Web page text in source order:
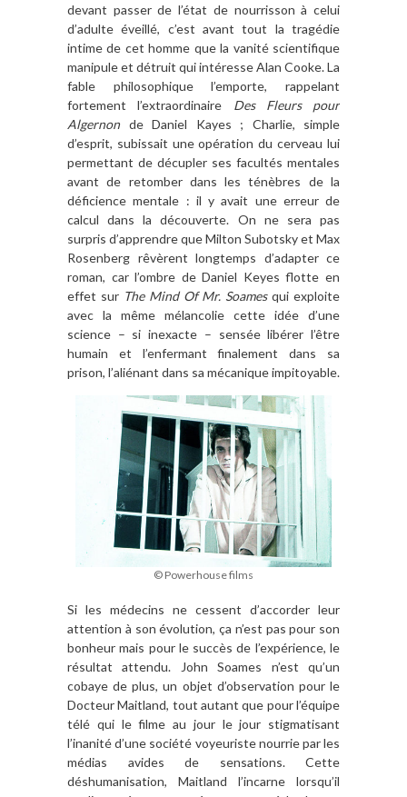
devant passer de l’état de nourrisson à celui
d’adulte éveillé, c’est avant tout la tragédie
intime de cet homme que la vanité scientifique
manipule et détruit qui intéresse Alan Cooke. La
fable philosophique l’emporte, rappelant
fortement l’extraordinaire Des Fleurs pour
Algernonde Daniel Kayes ; Charlie, simple
d’esprit, subissait une opération du cerveau lui
permettant de décupler ses facultés mentales
avant de retomber dans les ténèbres de la
déficience mentale : il y avait une erreur de
calcul dans la découverte. On ne sera pas
surpris d’apprendre que Milton Subotsky et Max
Rosenberg rêvèrent longtemps d’adapter ce
roman, car l’ombre de Daniel Keyes flotte en
effet sur The Mind Of Mr. Soamesqui exploite
avec la même mélancolie cette idée d’une
science – si inexacte – sensée libérer l’être
humain et l’enfermant finalement dans sa
prison, l’aliénant dans sa mécanique impitoyable.
© Powerhouse films
Si les médecins ne cessent d’accorder leur
attention à son évolution, ça n’est pas pour son
bonheur mais pour le succès de l’expérience, le
résultat attendu. John Soames n’est qu’un
cobaye de plus, un objet d’observation pour le
Docteur Maitland, tout autant que pour l’équipe
télé qui le filme au jour le jour stigmatisant
l’inanité d’une société voyeuriste nourrie par les
médias avides de sensations. Cette
déshumanisation, Maitland l’incarne lorsqu’il